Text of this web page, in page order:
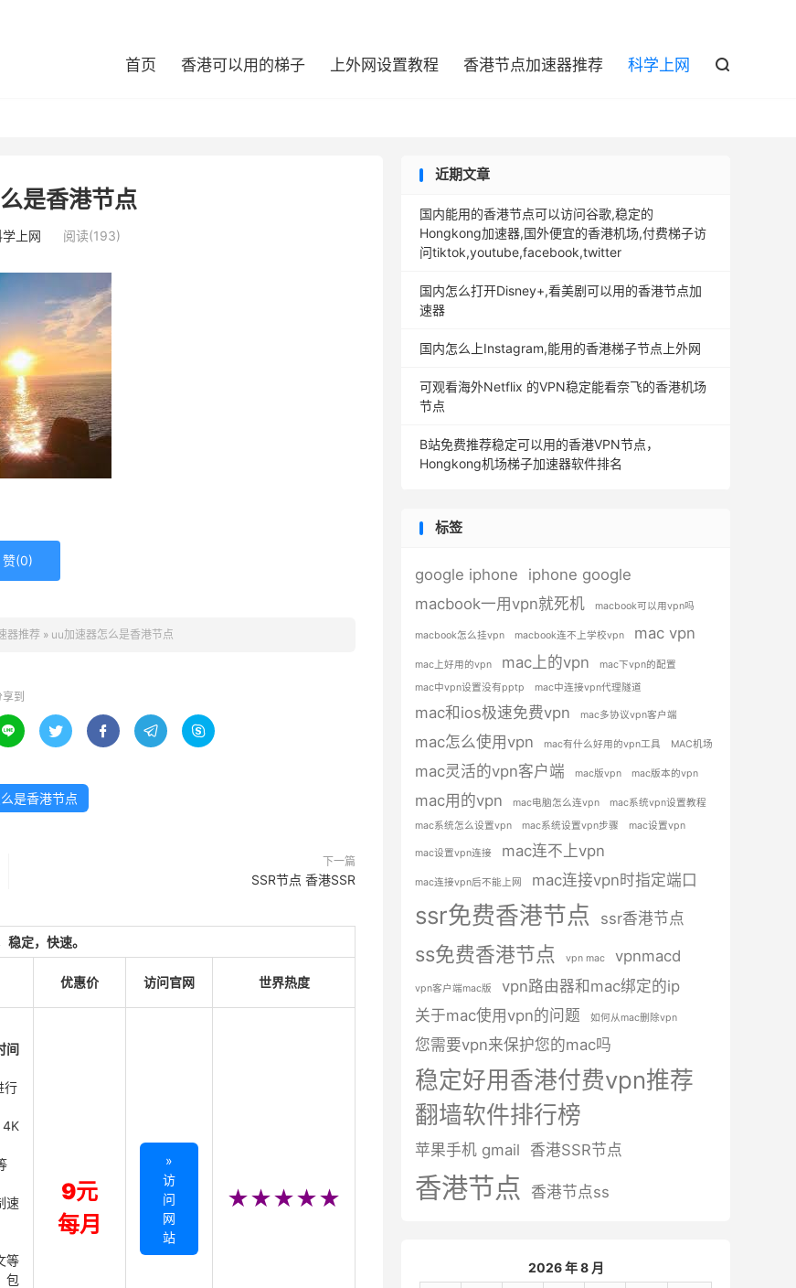
首页 香港可以用的梯子 上外网设置教程 香港节点加速器推荐 科学上网 
是香港节点
学上网 阅读(193)
赞(0)
器推荐 » uu加速器怎么是香港节点
享到
    
是香港节点
下一篇
SSR节点 香港SSR
稳定，快速。
优惠价 访问官网 世界热度
间
行
4K
速
等
包
9元
每月
»
访
问
网
站
★★★★★
近期文章
国内能用的香港节点可以访问谷歌,稳定的
Hongkong加速器,国外便宜的香港机场,付费梯子访
问tiktok,youtube,facebook,twitter
国内怎么打开Disney+,看美剧可以用的香港节点加
速器
国内怎么上Instagram,能用的香港梯子节点上外网
可观看海外Netflix 的VPN稳定能看奈飞的香港机场
节点
B站免费推荐稳定可以用的香港VPN节点，
Hongkong机场梯子加速器软件排名
标签
google iphone
iphone google
macbook一用vpn就死机
macbook可以用vpn吗
macbook怎么挂vpn macbook连不上学校vpn mac vpn
mac上好用的vpn mac上的vpn
mac下vpn的配置
mac中vpn设置没有pptp
mac中连接vpn代理隧道
mac和ios极速免费vpn mac多协议vpn客户端
mac怎么使用vpn mac有什么好用的vpn工具 MAC机场
mac灵活的vpn客户端 mac版vpn mac版本的vpn
mac用的vpn mac电脑怎么连vpn
mac系统vpn设置教程
mac系统怎么设置vpn
mac系统设置vpn步骤 mac设置vpn
mac设置vpn连接 mac连不上vpn
mac连接vpn后不能上网 mac连接vpn时指定端口
ssr免费香港节点 ssr香港节点
ss免费香港节点 vpn mac vpnmacd
vpn客户端mac版
vpn路由器和mac绑定的ip
关于mac使用vpn的问题
如何从mac删除vpn
您需要vpn来保护您的mac吗
稳定好用香港付费vpn推荐
翻墙软件排行榜
苹果手机 gmail 香港SSR节点
香港节点 香港节点ss
2026 年 8 月